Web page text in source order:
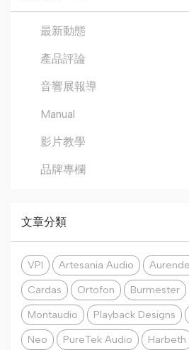
最新動態
產品評論
音響展報導
Manual
影片教學
品牌專欄
文章分類
VPI Artesania Audio
Cardas
Ortofon Burmester
Montaudio
Playback Designs
Neo
PureTek Audio Harbeth